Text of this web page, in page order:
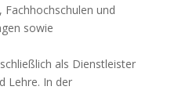
und
sowie
als Dienstleister
Lehre. In der